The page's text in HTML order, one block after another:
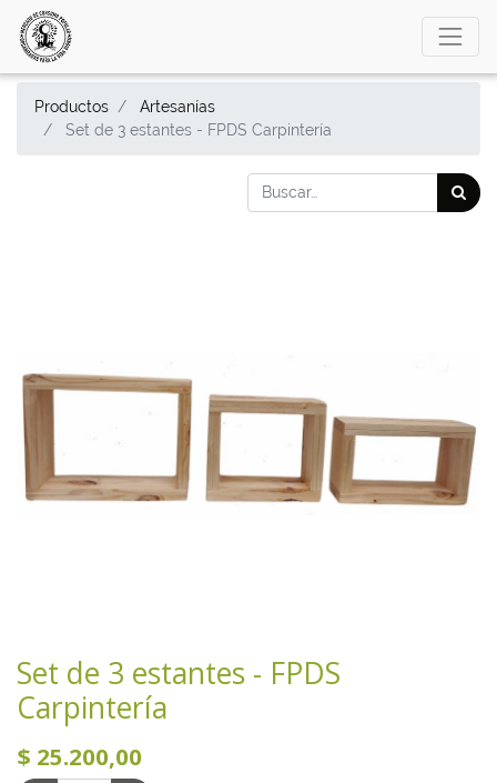
Productos
Artesanías
Set de 3 estantes - FPDS Carpintería
Set de 3 estantes - FPDS
Carpintería
$ 25.200,00